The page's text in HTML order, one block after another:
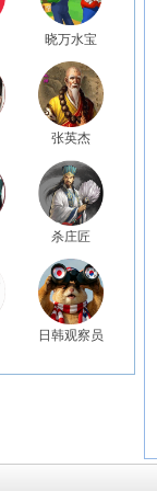
晓万水宝
张英杰
杀庄匠
日韩观察员